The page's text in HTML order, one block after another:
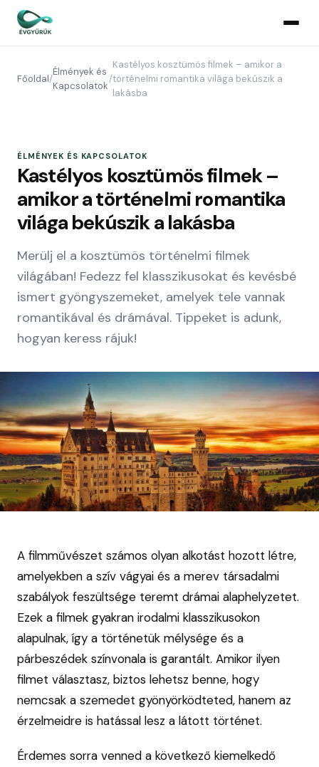
Főoldal/
Élmények és
Kapcsolatok
/
Kastélyos kosztümös filmek – amikor a
történelmi romantika világa bekúszik a
lakásba
ÉLMÉNYEK ÉS KAPCSOLATOK
Kastélyos kosztümös filmek –
amikor a történelmi romantika
világa bekúszik a lakásba
Merülj el a kosztümös történelmi filmek
világában! Fedezz fel klasszikusokat és kevésbé
ismert gyöngyszemeket, amelyek tele vannak
romantikával és drámával. Tippeket is adunk,
hogyan keress rájuk!
A filmművészet számos olyan alkotást hozott létre,
amelyekben a szív vágyai és a merev társadalmi
szabályok feszültsége teremt drámai alaphelyzetet.
Ezek a filmek gyakran irodalmi klasszikusokon
alapulnak, így a történetük mélysége és a
párbeszédek színvonala is garantált. Amikor ilyen
filmet választasz, biztos lehetsz benne, hogy
nemcsak a szemedet gyönyörködteted, hanem az
érzelmeidre is hatással lesz a látott történet.
Érdemes sorra venned a következő kiemelkedő